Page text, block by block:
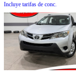
Incluye tarifas de conc.